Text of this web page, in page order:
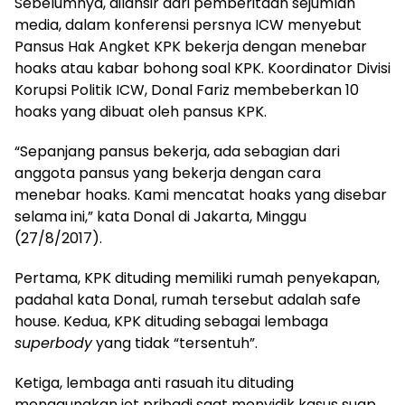
media, dalam konferensi persnya ICW menyebut
Pansus Hak Angket KPK bekerja dengan menebar
hoaks atau kabar bohong soal KPK. Koordinator Divisi
Korupsi Politik ICW, Donal Fariz membeberkan 10
hoaks yang dibuat oleh pansus KPK.
“Sepanjang pansus bekerja, ada sebagian dari
anggota pansus yang bekerja dengan cara
menebar hoaks. Kami mencatat hoaks yang disebar
selama ini,” kata Donal di Jakarta, Minggu
(27/8/2017).
Pertama, KPK dituding memiliki rumah penyekapan,
padahal kata Donal, rumah tersebut adalah safe
house. Kedua, KPK dituding sebagai lembaga
superbodyyang tidak “tersentuh”.
Ketiga, lembaga anti rasuah itu dituding